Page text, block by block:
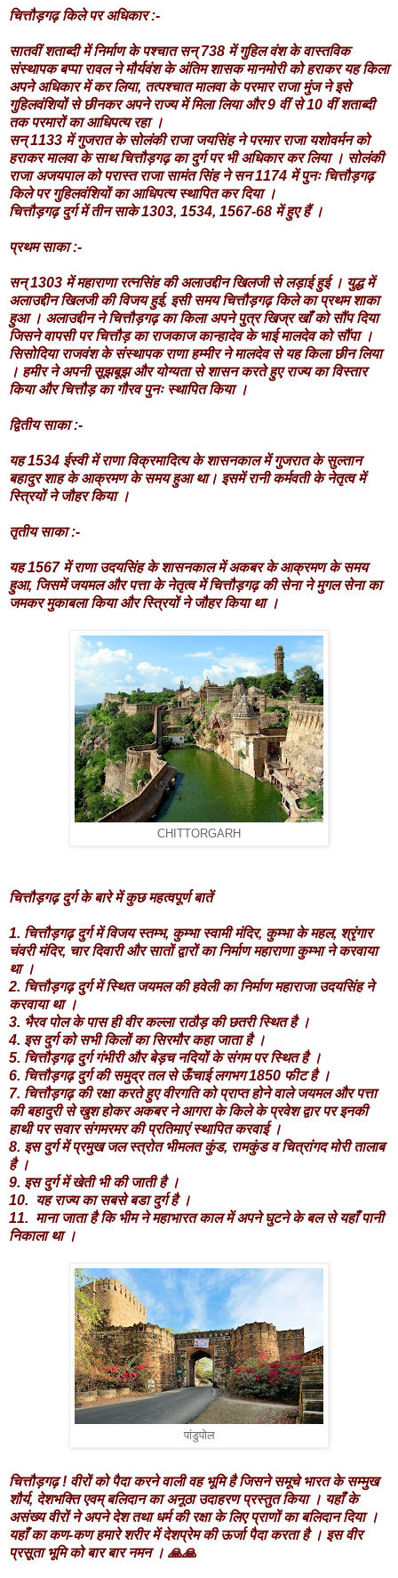
चित्तौड़गढ़ किले पर अधिकार :-
सातवीं शताब्दी में निर्माण के पश्चात सन् 738 में गुहिल वंश के वास्तविक
संस्थापक बप्पा रावल ने मौर्यवंश के अंतिम शासक मानमोरी को हराकर यह किला
अपने अधिकार में कर लिया, तत्पश्चात मालवा के परमार राजा मुंज ने इसे
गुहिलवंशियों से छीनकर अपने राज्य में मिला लिया और 9 वीं से 10 वीं शताब्दी
तक परमारों का आधिपत्य रहा ।
सन् 1133 में गुजरात के सोलंकी राजा जयसिंह ने परमार राजा यशोवर्मन को
हराकर मालवा के साथ चित्तौड़गढ़ का दुर्ग पर भी अधिकार कर लिया । सोलंकी
राजा अजयपाल को परास्त राजा सामंत सिंह ने सन 1174 में पुनः चित्तौड़गढ़
किले पर गुहिलवंशियों का आधिपत्य स्थापित कर दिया ।
चित्तौड़गढ़ दुर्ग में तीन साके 1303, 1534, 1567-68 में हुए हैं ।
प्रथम साका :-
सन् 1303 में महाराणा रत्नसिंह की अलाउद्दीन खिलजी से लड़ाई हुई । युद्ध में
अलाउद्दीन खिलजी की विजय हुई, इसी समय चित्तौड़गढ़ किले का प्रथम शाका
हुआ । अलाउद्दीन ने चित्तौड़गढ़ का किला अपने पुत्र खिज्र खाँ को सौंप दिया
जिसने वापसी पर चित्तौड़ का राजकाज कान्हादेव के भाई मालदेव को सौंपा ।
सिसोदिया राजवंश के संस्थापक राणा हम्मीर ने मालदेव से यह किला छीन लिया
। हमीर ने अपनी सूझबूझ और योग्यता से शासन करते हुए राज्य का विस्तार
किया और चित्तौड़ का गौरव पुनः स्थापित किया ।
द्वितीय साका :-
यह 1534 ईस्वी में राणा विक्रमादित्य के शासनकाल में गुजरात के सुल्तान
बहादुर शाह के आक्रमण के समय हुआ था। इसमें रानी कर्मवती के नेतृत्व में
स्त्रियों ने जौहर किया ।
तृतीय साका :-
यह 1567 में राणा उदयसिंह के शासनकाल में अकबर के आक्रमण के समय
हुआ, जिसमें जयमल और पत्ता के नेतृत्व में चित्तौड़गढ़ की सेना ने मुगल सेना का
जमकर मुकाबला किया और स्त्रियों ने जौहर किया था ।
CHITTORGARH
चित्तौड़गढ़ दुर्ग के बारे में कुछ महत्वपूर्ण बातें
1. चित्तौड़गढ़ दुर्ग में विजय स्तम्भ, कुम्भा स्वामी मंदिर, कुम्भा के महल, श्रृंगार
चंवरी मंदिर, चार दिवारी और सातों द्वारों का निर्माण महाराणा कुम्भा ने करवाया
था ।
2. चित्तौड़गढ़ दुर्ग में स्थित जयमल की हवेली का निर्माण महाराजा उदयसिंह ने
करवाया था ।
3. भैरव पोल के पास ही वीर कल्ला राठौड़ की छतरी स्थित है ।
4. इस दुर्ग को सभी किलों का सिरमौर कहा जाता है ।
5. चित्तौड़गढ़ दुर्ग गंभीरी और बेड़च नदियों के संगम पर स्थित है ।
6. चित्तौड़गढ़ दुर्ग की समुद्र तल से ऊँचाई लगभग 1850 फीट है ।
7. चित्तौड़गढ़ की रक्षा करते हुए वीरगति को प्राप्त होने वाले जयमल और पत्ता
की बहादुरी से खुश होकर अकबर ने आगरा के किले के प्रवेश द्वार पर इनकी
हाथी पर सवार संगमरमर की प्रतिमाएं स्थापित करवाई ।
8. इस दुर्ग में प्रमुख जल स्त्रोत भीमलत कुंड, रामकुंड व चित्रांगद मोरी तालाब
है ।
9. इस दुर्ग में खेती भी की जाती है ।
10.
यह राज्य का सबसे बडा दुर्ग है ।
11. माना जाता है कि भीम ने महाभारत काल में अपने घुटने के बल से यहाँ पानी
निकाला था ।
पांडुपोल
चित्तौड़गढ़ ! वीरों को पैदा करने वाली वह भूमि है जिसने समूचे भारत के सम्मुख
शौर्य, देशभक्ति एवम् बलिदान का अनूठा उदाहरण प्रस्तुत किया । यहाँ के
असंख्य वीरों ने अपने देश तथा धर्म की रक्षा के लिए प्राणों का बलिदान दिया ।
यहाँ का कण-कण हमारे शरीर में देशप्रेम की ऊर्जा पैदा करता है । इस वीर
प्रसूता भूमि को बार बार नमन । 🙏🙏